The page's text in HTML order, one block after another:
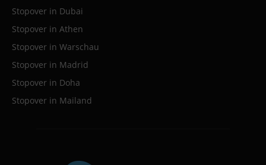
Stopover in Dubai
Stopover in Athen
Stopover in Warschau
Stopover in Madrid
Stopover in Doha
Stopover in Mailand